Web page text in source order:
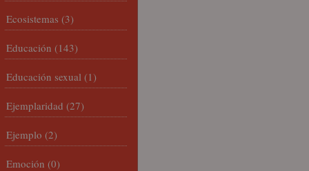
Ecosistemas (3)
Educación (143)
Educación sexual (1)
Ejemplaridad (27)
Ejemplo (2)
Emoción (0)